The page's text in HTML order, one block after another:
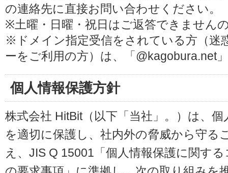
の連絡先に直接お問い合わせください。
※土曜・日曜・祝日はご返答できません
※ドメイン指定受信をされている方（迷
ーをご利用の方）は、「@kagobura.net
個人情報保護方針
株式会社 HitBit（以下「当社」。）は、
を適切に保護し、社内外の脅威から守る
え、JIS Q 15001「個人情報保護に関す